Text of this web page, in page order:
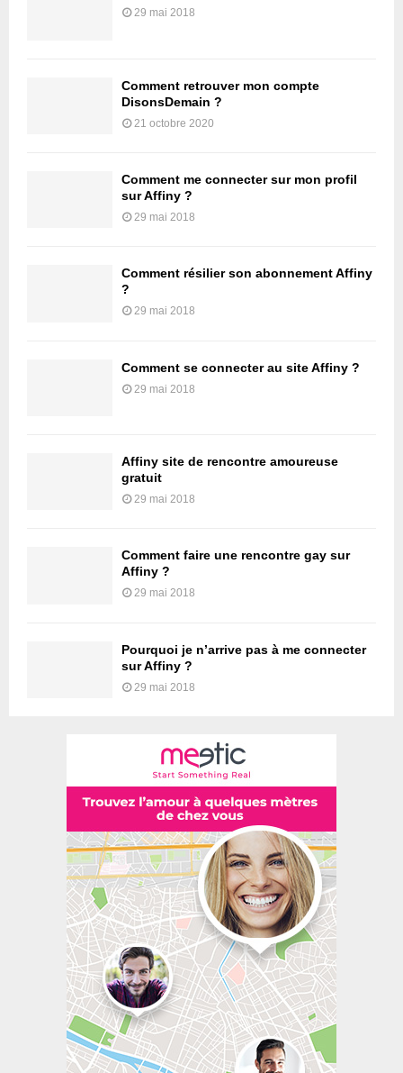
29 mai 2018
Comment retrouver mon compte
DisonsDemain ?
21 octobre 2020
Comment me connecter sur mon profil
sur Affiny ?
29 mai 2018
Comment résilier son abonnement Affiny
?
29 mai 2018
Comment se connecter au site Affiny ?
29 mai 2018
Affiny site de rencontre amoureuse
gratuit
29 mai 2018
Comment faire une rencontre gay sur
Affiny ?
29 mai 2018
Pourquoi je n’arrive pas à me connecter
sur Affiny ?
29 mai 2018